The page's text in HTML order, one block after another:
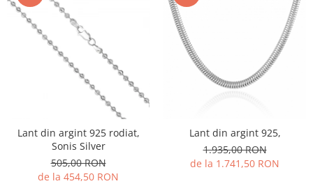
Lant din argint 925 rodiat,
Sonis Silver
505,00 RON
de la 454,50 RON
Lant din argint 925,
1.935,00 RON
de la 1.741,50 RON